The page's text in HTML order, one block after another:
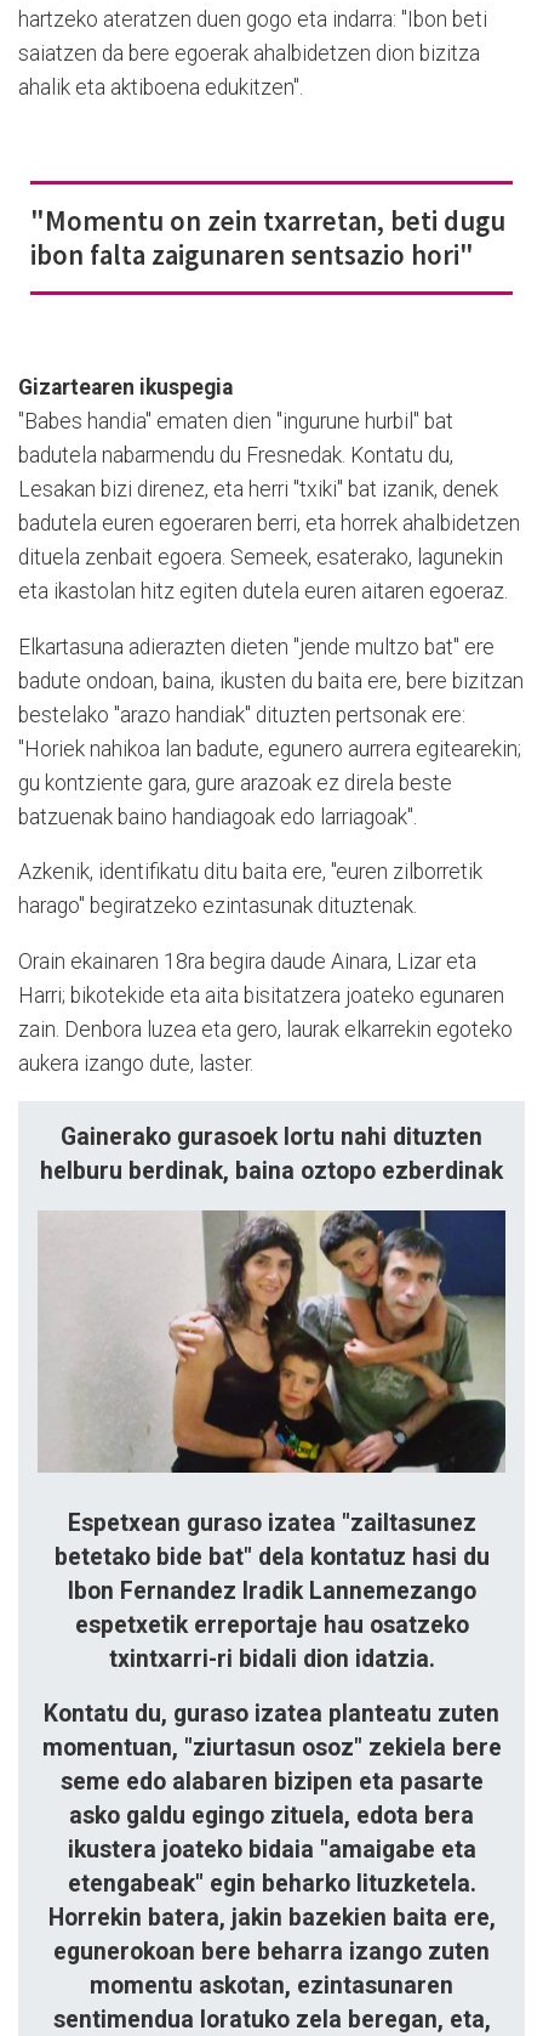
hartzeko ateratzen duen gogo eta indarra: "Ibon beti
saiatzen da bere egoerak ahalbidetzen dion bizitza
ahalik eta aktiboena edukitzen".
"Momentu on zein txarretan, beti dugu
ibon falta zaigunaren sentsazio hori"
Gizartearen ikuspegia
"Babes handia" ematen dien "ingurune hurbil" bat
badutela nabarmendu du Fresnedak. Kontatu du,
Lesakan bizi direnez, eta herri "txiki" bat izanik, denek
badutela euren egoeraren berri, eta horrek ahalbidetzen
dituela zenbait egoera. Semeek, esaterako, lagunekin
eta ikastolan hitz egiten dutela euren aitaren egoeraz.
Elkartasuna adierazten dieten "jende multzo bat" ere
badute ondoan, baina, ikusten du baita ere, bere bizitzan
bestelako "arazo handiak" dituzten pertsonak ere:
"Horiek nahikoa lan badute, egunero aurrera egitearekin;
gu kontziente gara, gure arazoak ez direla beste
batzuenak baino handiagoak edo larriagoak".
Azkenik, identifikatu ditu baita ere, "euren zilborretik
harago" begiratzeko ezintasunak dituztenak.
Orain ekainaren 18ra begira daude Ainara, Lizar eta
Harri; bikotekide eta aita bisitatzera joateko egunaren
zain. Denbora luzea eta gero, laurak elkarrekin egoteko
aukera izango dute, laster.
Gainerako gurasoek lortu nahi dituzten
helburu berdinak, baina oztopo ezberdinak
Espetxean guraso izatea "zailtasunez
betetako bide bat" dela kontatuz hasi du
Ibon Fernandez Iradik Lannemezango
espetxetik erreportaje hau osatzeko
txintxarri-ri bidali dion idatzia.
Kontatu du, guraso izatea planteatu zuten
momentuan, "ziurtasun osoz" zekiela bere
seme edo alabaren bizipen eta pasarte
asko galdu egingo zituela, edota bera
ikustera joateko bidaia "amaigabe eta
etengabeak" egin beharko lituzketela.
Horrekin batera, jakin bazekien baita ere,
egunerokoan bere beharra izango zuten
momentu askotan, ezintasunaren
sentimendua loratuko zela beregan, eta,